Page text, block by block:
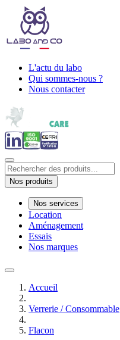
L'actu du labo
Qui sommes-nous ?
Nous contacter
Nos produits
Nos services
Location
Aménagement
Essais
Nos marques
Accueil
Verrerie / Consommable
Flacon